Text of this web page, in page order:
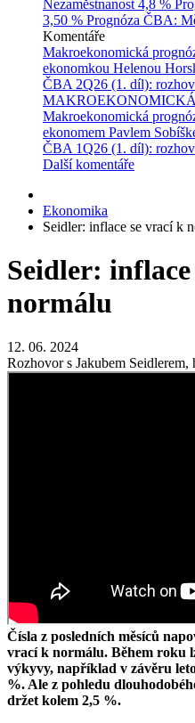
Nezaměstnanost 4,8 %
3,50 % Prognóza ČBA:
Komentáře
Makroekonomická
ekonomkou Helenou
ČBA 2Q26 (1. díl):
Makroekonomická
ekonomem Pavlem
ČBA 1Q26 (1. díl):
Další komentáře
Ekonomika
Seidler: inflace se vrací k
Seidler:
normálu
12. 06. 2024
Rozhovor s Jakubem
Čísla z posledních měsíců
vrací k normálu. Během roku
výkyvy, například v závěru
%. Ale z pohledu
držet kolem 2,5 %.